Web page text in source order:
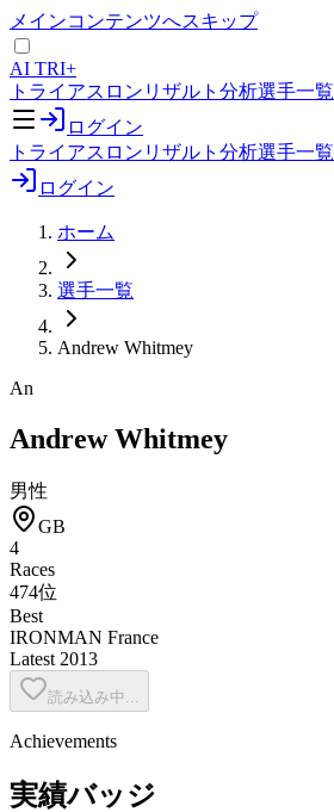
メインコンテンツへスキップ
AI TRI+
トライアスロンリザルト分析選手一覧
ログイン
トライアスロンリザルト分析選手一覧
ログイン
ホーム
選手一覧
Andrew Whitmey
An
Andrew Whitmey
男性
GB
4
Races
474位
Best
IRONMAN France
Latest 2013
読み込み中...
Achievements
実績バッジ